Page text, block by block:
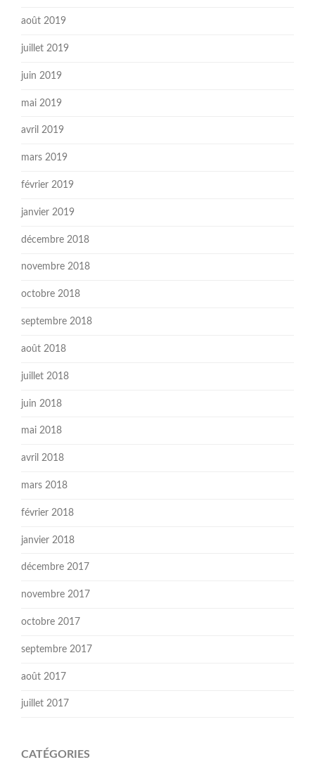
août 2019
juillet 2019
juin 2019
mai 2019
avril 2019
mars 2019
février 2019
janvier 2019
décembre 2018
novembre 2018
octobre 2018
septembre 2018
août 2018
juillet 2018
juin 2018
mai 2018
avril 2018
mars 2018
février 2018
janvier 2018
décembre 2017
novembre 2017
octobre 2017
septembre 2017
août 2017
juillet 2017
CATÉGORIES